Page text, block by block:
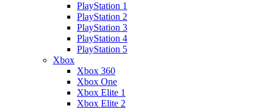
PlayStation 1
PlayStation 2
PlayStation 3
PlayStation 4
PlayStation 5
Xbox
Xbox 360
Xbox One
Xbox Elite 1
Xbox Elite 2